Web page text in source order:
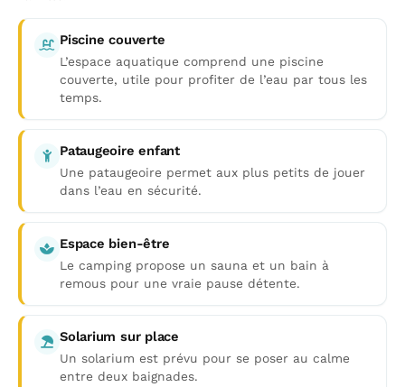
Piscine couverte
L’espace aquatique comprend une piscine
couverte, utile pour profiter de l’eau par tous les
temps.
Pataugeoire enfant
Une pataugeoire permet aux plus petits de jouer
dans l’eau en sécurité.
Espace bien-être
Le camping propose un sauna et un bain à
remous pour une vraie pause détente.
Solarium sur place
Un solarium est prévu pour se poser au calme
entre deux baignades.